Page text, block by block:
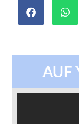
AUF